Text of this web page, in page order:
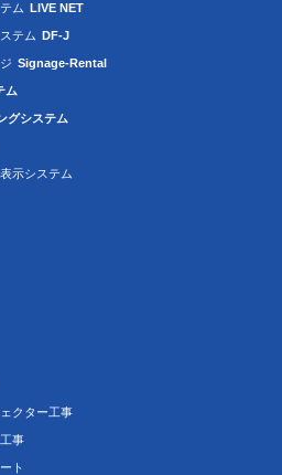
ム LIVE NET
テム DF-J
Signage-Rental
ム
グシステム
示システム
クター工事
事
ト